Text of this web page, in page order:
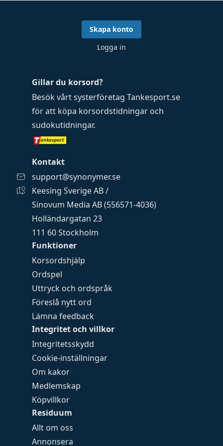
Funktioner
Korsordshjälp
Ordspel
Uttryck och ordspråk
Föreslå nytt ord
Lämna feedback
Integritet och villkor
Integritetsskydd
Cookie-inställningar
Om kakor
Medlemskap
Köpvillkor
Residuum
Allt om oss
Annonsera
Gillar du korsord?
Besök vårt systerföretag Tankesport.se
för att köpa korsordstidningar och
sudokutidningar.
Kontakt
support@synonymer.se
Keesing Sverige AB /
Sinovum Media AB (556571-4036)
Holländargatan 23
111 60 Stockholm
Skapa konto
Logga in